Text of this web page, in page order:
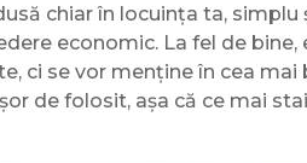
chiar în locuința ta,
economic. La fel de
ci se vor menține în cea
de folosit, așa că ce mai